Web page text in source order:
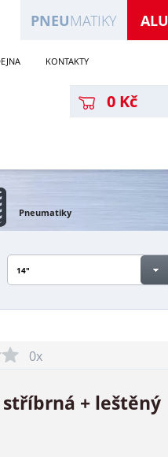
ALU
PNEUMATIKY
KONTAKTY
0 Kč
Pneumatiky
14"
0x
stříbrná + leštěný